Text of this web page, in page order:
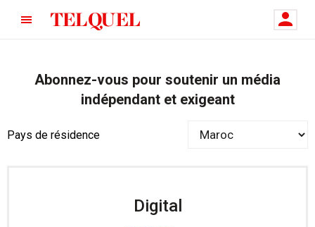
Abonnez-vous pour soutenir un média
indépendant et exigeant
Pays de résidence
Digital